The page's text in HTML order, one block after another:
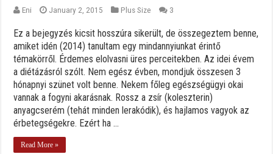
Eni January 2, 2015 Plus Size 3
Ez a bejegyzés kicsit hosszúra sikerült, de összegeztem benne,
amiket idén (2014) tanultam egy mindannyiunkat érintő
témakörről. Érdemes elolvasni üres perceitekben. Az idei évem
a diétázásról szólt. Nem egész évben, mondjuk összesen 3
hónapnyi szünet volt benne. Nekem főleg egészségügyi okai
vannak a fogyni akarásnak. Rossz a zsír (koleszterin)
anyagcserém (tehát minden lerakódik), és hajlamos vagyok az
érbetegségekre. Ezért ha ...
Read More »